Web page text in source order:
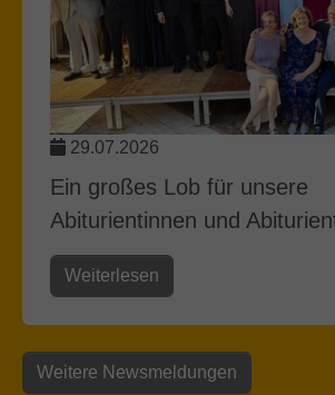
29.07.2026
Ein großes Lob für unsere
Abiturientinnen und
Weiterlesen
Weitere Newsmeldungen